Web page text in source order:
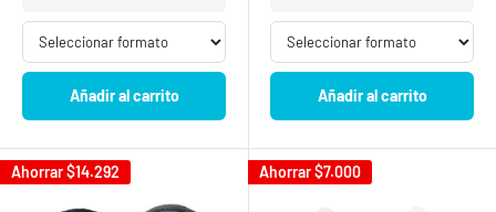
Añadir al carrito Añadir al carrito
Ahorrar$14.292 Ahorrar$7.000